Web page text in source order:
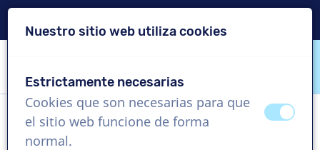
VoiceProductions
Caspar
Nuestro sitio web utiliza cookies
Estrictamente necesarias
Cookies que son necesarias para que
el sitio web funcione de forma
normal.